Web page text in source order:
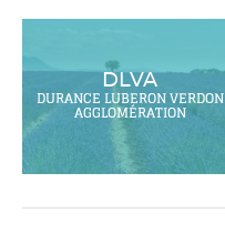
DLVA
DURANCE LUBERON VERDON
AGGLOMÉRATION